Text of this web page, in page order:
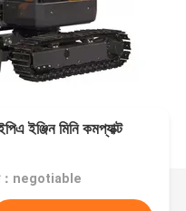
ইঞ্জিন মিনি কমপ্যাক্ট
：negotiable